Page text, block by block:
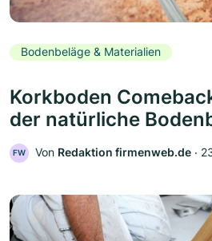
Bodenbeläge & Materialien
Korkboden
der natürliche
FW Von Redaktion firmenweb.de ‧